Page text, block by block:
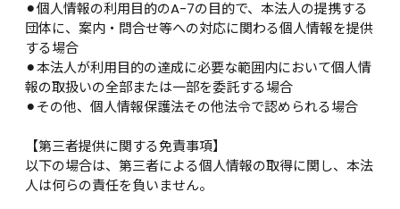
⚫︎個人情報の利用目的のA-7の目的で、本法人の提携する
団体に、案内・問合せ等への対応に関わる個人情報を提供
する場合
⚫︎本法人が利用目的の達成に必要な範囲内において個人情
報の取扱いの全部または一部を委託する場合
⚫︎その他、個人情報保護法その他法令で認められる場合
【第三者提供に関する免責事項】
以下の場合は、第三者による個人情報の取得に関し、本法
人は何らの責任を負いません。